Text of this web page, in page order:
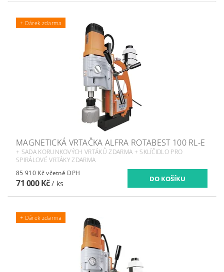
+ Dárek zdarma
MAGNETICKÁ VRTAČKA ALFRA ROTABEST 100 RL-E
+ SADA KORUNKOVÝCH VRTÁKŮ ZDARMA + SKLÍČIDLO PRO
SPIRÁLOVÉ VRTÁKY ZDARMA
85 910 Kč včetně DPH
71 000 Kč/ ks
+ Dárek zdarma